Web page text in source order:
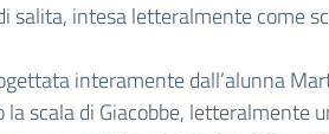
intesa letteralmente come
interamente dall’alunna
scala di Giacobbe,